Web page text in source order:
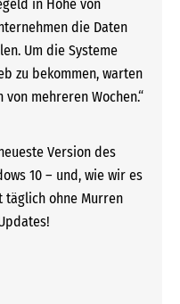
in Höhe von
die Daten
Um die Systeme
zu bekommen, warten
mehreren Wochen.“
Version des
10 – und, wie wir es
täglich ohne Murren